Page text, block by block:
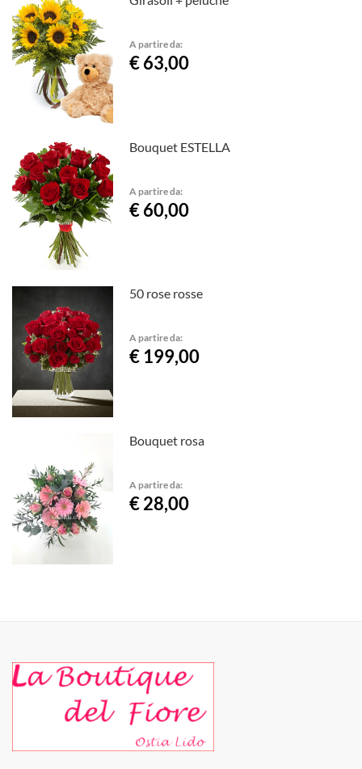
A partire da:
€ 63,00
Bouquet ESTELLA
A partire da:
€ 60,00
50 rose rosse
A partire da:
€ 199,00
Bouquet rosa
A partire da:
€ 28,00